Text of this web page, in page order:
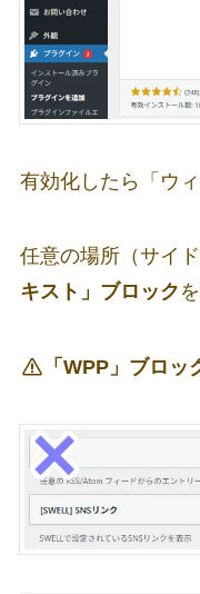
有効化したら「ウ
任意の場所（サイ
キスト」ブロック
「WPP」ブロッ